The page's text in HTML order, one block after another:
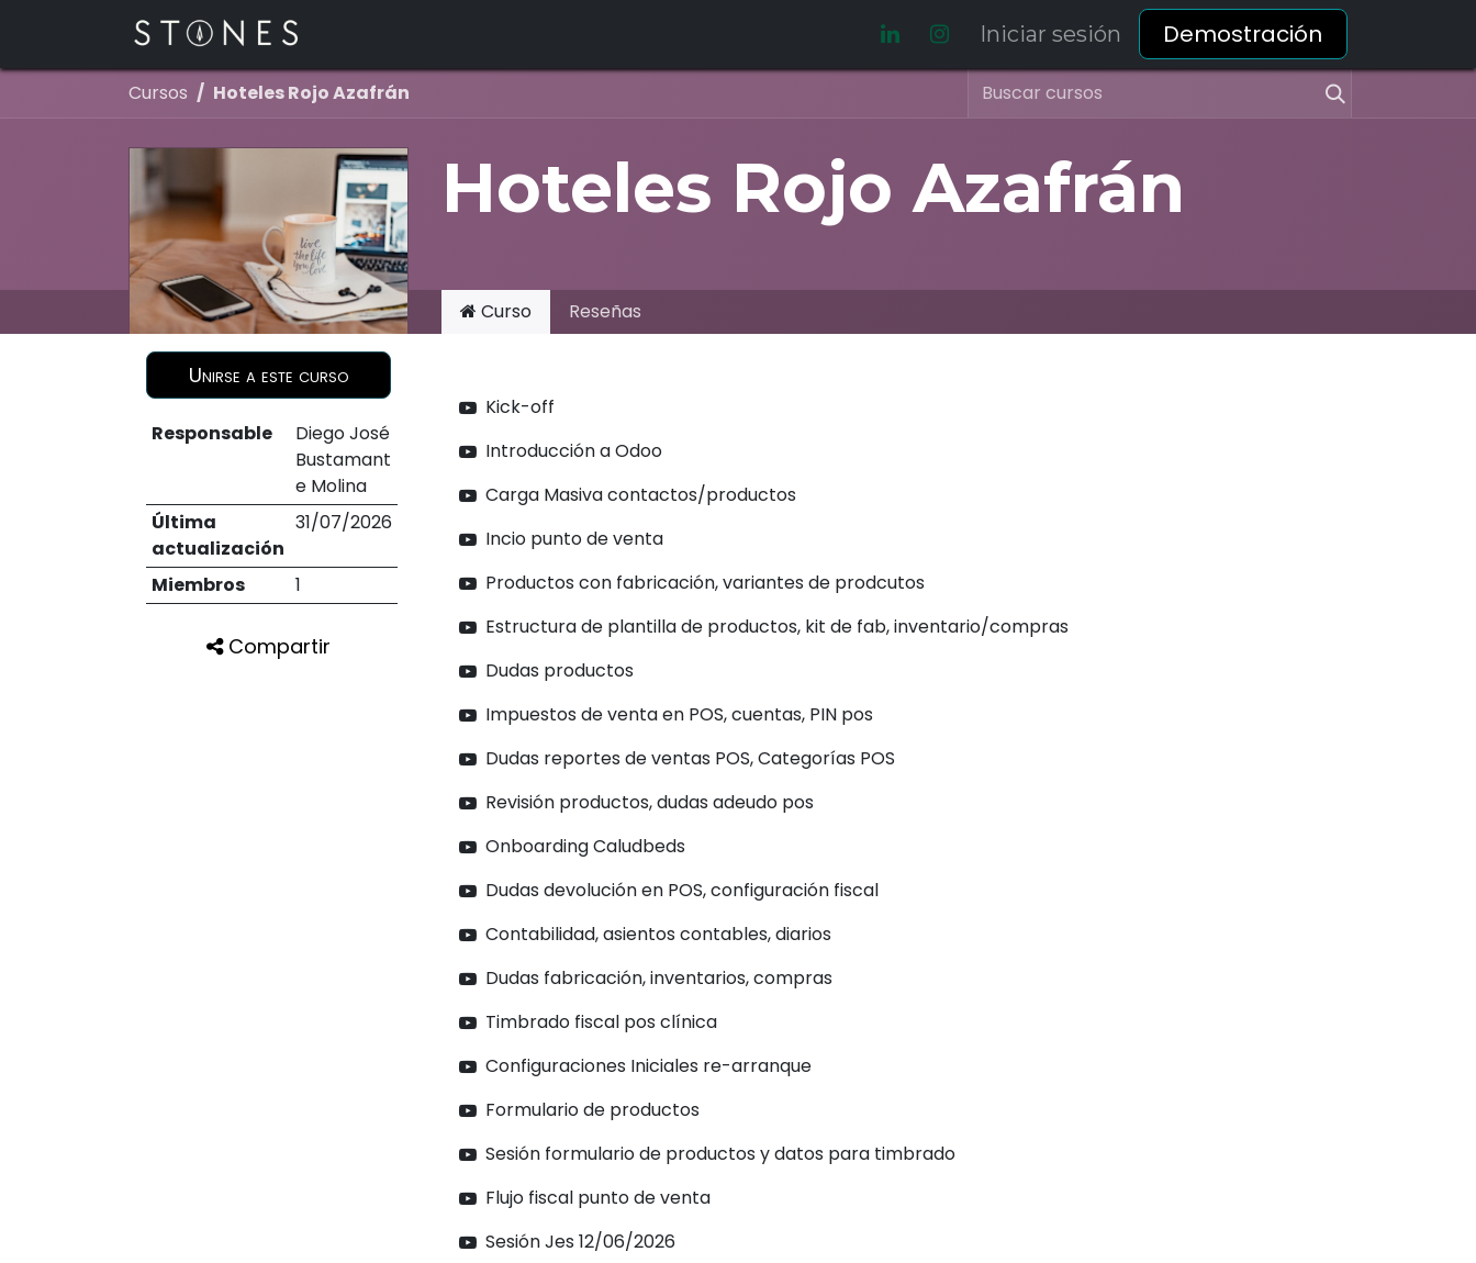
Ir al contenido
Iniciar sesión Demostración
Cursos Hoteles Rojo Azafrán
Hoteles Rojo Azafrán
Unirse a este curso
Responsable
Diego José
Bustamant
e Molina
Última
actualización
31/07/2026
Miembros 1
Compartir
Curso Reseñas
Kick-off
Introducción a Odoo
Carga Masiva contactos/productos
Incio punto de venta
Productos con fabricación, variantes de prodcutos
Estructura de plantilla de productos, kit de fab, inventario/compras
Dudas productos
Impuestos de venta en POS, cuentas, PIN pos
Dudas reportes de ventas POS, Categorías POS
Revisión productos, dudas adeudo pos
Onboarding Caludbeds
Dudas devolución en POS, configuración fiscal
Contabilidad, asientos contables, diarios
Dudas fabricación, inventarios, compras
Timbrado fiscal pos clínica
Configuraciones Iniciales re-arranque
Formulario de productos
Sesión formulario de productos y datos para timbrado
Flujo fiscal punto de venta
Sesión Jes 12/06/2026